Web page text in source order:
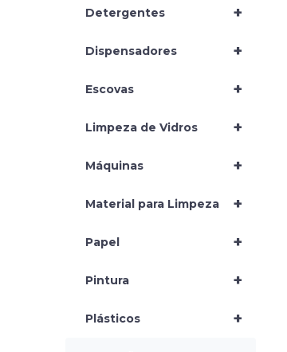
+
Detergentes
+
Dispensadores
+
Escovas
+
Limpeza de Vidros
+
Máquinas
+
Material para Limpeza
+
Papel
+
Pintura
+
Plásticos